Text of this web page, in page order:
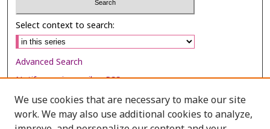
Select context to search:
Advanced Search
Notify me via email orRSS
Browse
We use cookies that are necessary to make our site
work. We may also use additional cookies to analyze,